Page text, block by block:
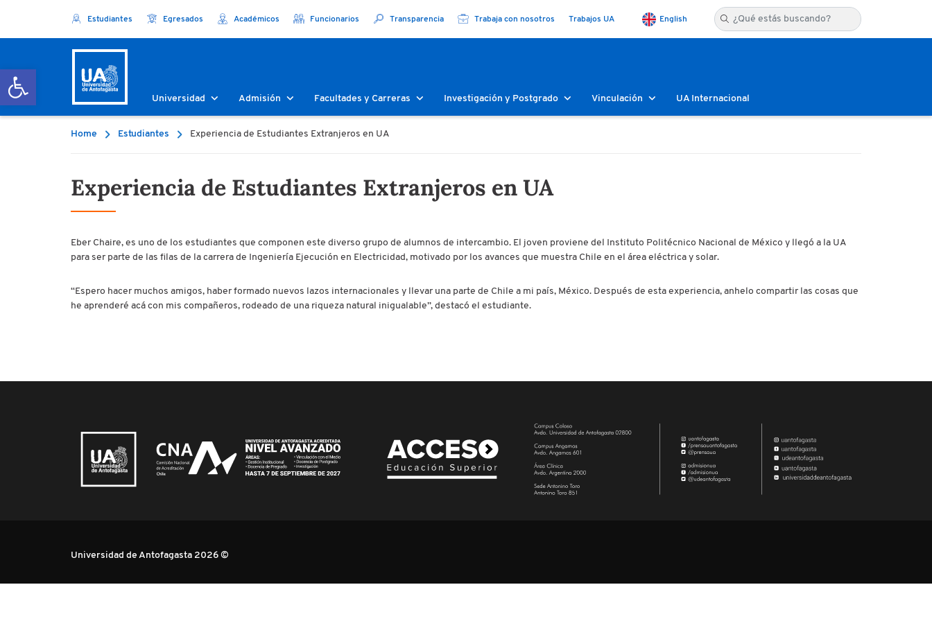
Abrir barra de herramientas
Estudiantes Egresados Académicos Funcionarios Transparencia Trabaja con nosotros Trabajos UA English
Universidad Admisión Facultades y Carreras Investigación y Postgrado Vinculación UA Internacional
Home Estudiantes Experiencia de Estudiantes Extranjeros en UA
Experiencia de Estudiantes Extranjeros en UA
Eber Chaire, es uno de los estudiantes que componen este diverso grupo de alumnos de intercambio. El joven proviene del Instituto Politécnico Nacional de México y llegó a la UA
para ser parte de las filas de la carrera de Ingeniería Ejecución en Electricidad, motivado por los avances que muestra Chile en el área eléctrica y solar.
“Espero hacer muchos amigos, haber formado nuevos lazos internacionales y llevar una parte de Chile a mi país, México. Después de esta experiencia, anhelo compartir las cosas que
he aprenderé acá con mis compañeros, rodeado de una riqueza natural inigualable”, destacó el estudiante.
Universidad de Antofagasta 2026 ©